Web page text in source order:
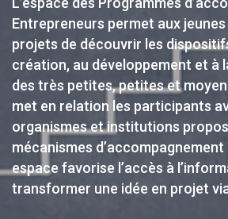
Entrepreneurs permet aux
projets de découvrir les
création, au développement et à
des très petites, petites et
met en relation les participants
organismes et institutions
mécanismes
espace favorise l’accès à
transformer une idée en projet